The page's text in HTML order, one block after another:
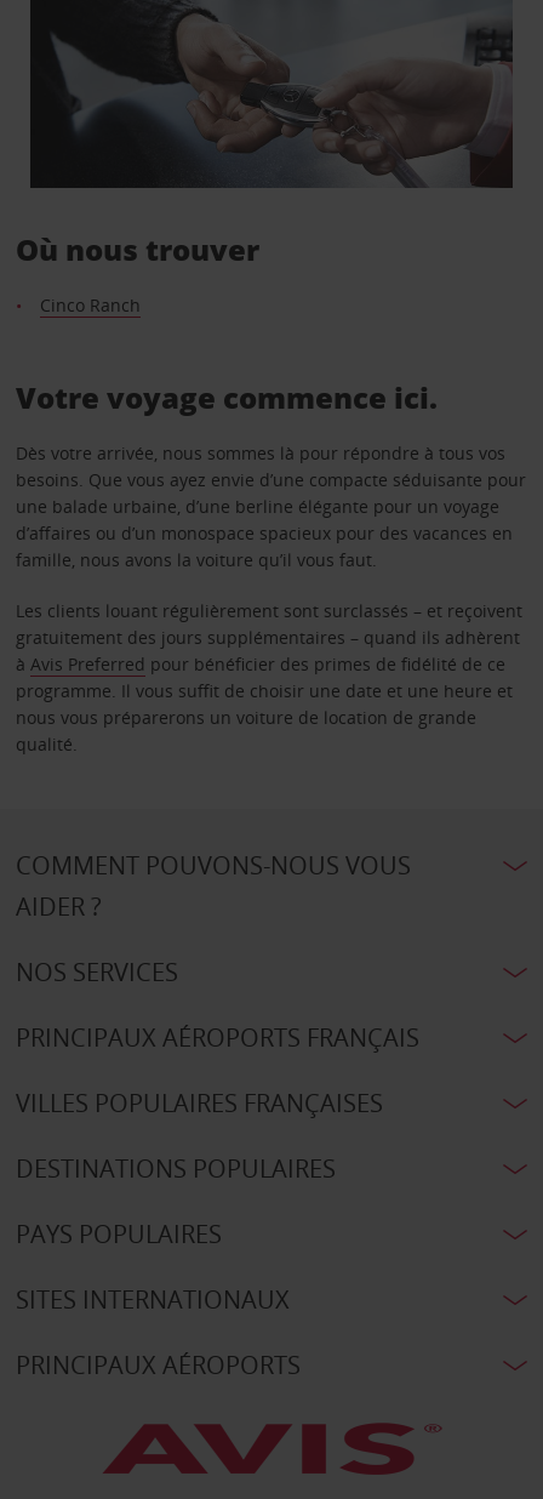
Où nous trouver
Cinco Ranch
Votre voyage commence ici.
Dès votre arrivée, nous sommes là pour répondre à tous vos
besoins. Que vous ayez envie d’une compacte séduisante pour
une balade urbaine, d’une berline élégante pour un voyage
d’affaires ou d’un monospace spacieux pour des vacances en
famille, nous avons la voiture qu’il vous faut.
Les clients louant régulièrement sont surclassés – et reçoivent
gratuitement des jours supplémentaires – quand ils adhèrent
à Avis Preferred pour bénéficier des primes de fidélité de ce
programme. Il vous suffit de choisir une date et une heure et
nous vous préparerons un voiture de location de grande
qualité.
COMMENT POUVONS-NOUS VOUS
AIDER ?
NOS SERVICES
PRINCIPAUX AÉROPORTS FRANÇAIS
VILLES POPULAIRES FRANÇAISES
DESTINATIONS POPULAIRES
PAYS POPULAIRES
SITES INTERNATIONAUX
PRINCIPAUX AÉROPORTS